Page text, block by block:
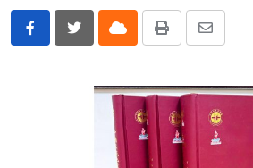
Cloud Print
Share
Email